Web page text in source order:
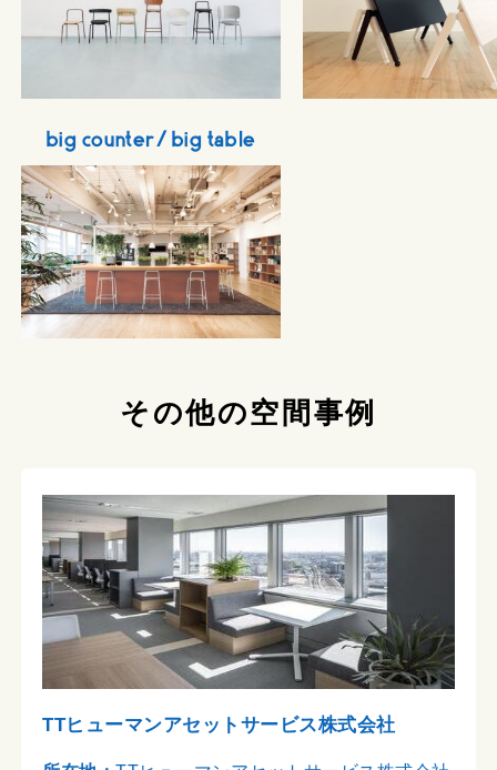
big counter / big table
その他の空間事例
TTヒューマンアセットサービス株式会社